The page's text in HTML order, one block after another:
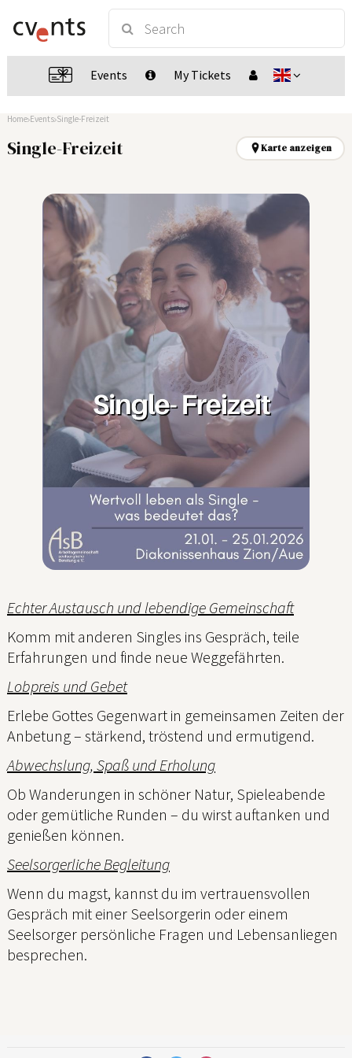
Events My Tickets
Home Events Single-Freizeit
Single-Freizeit Karte anzeigen
Echter Austausch und lebendige Gemeinschaft
Komm mit anderen Singles ins Gespräch, teile
Erfahrungen und finde neue Weggefährten.
Lobpreis und Gebet
Erlebe Gottes Gegenwart in gemeinsamen Zeiten der
Anbetung – stärkend, tröstend und ermutigend.
Abwechslung, Spaß und Erholung
Ob Wanderungen in schöner Natur, Spieleabende
oder gemütliche Runden – du wirst auftanken und
genießen können.
Seelsorgerliche Begleitung
Wenn du magst, kannst du im vertrauensvollen
Gespräch mit einer Seelsorgerin oder einem
Seelsorger persönliche Fragen und Lebensanliegen
besprechen.